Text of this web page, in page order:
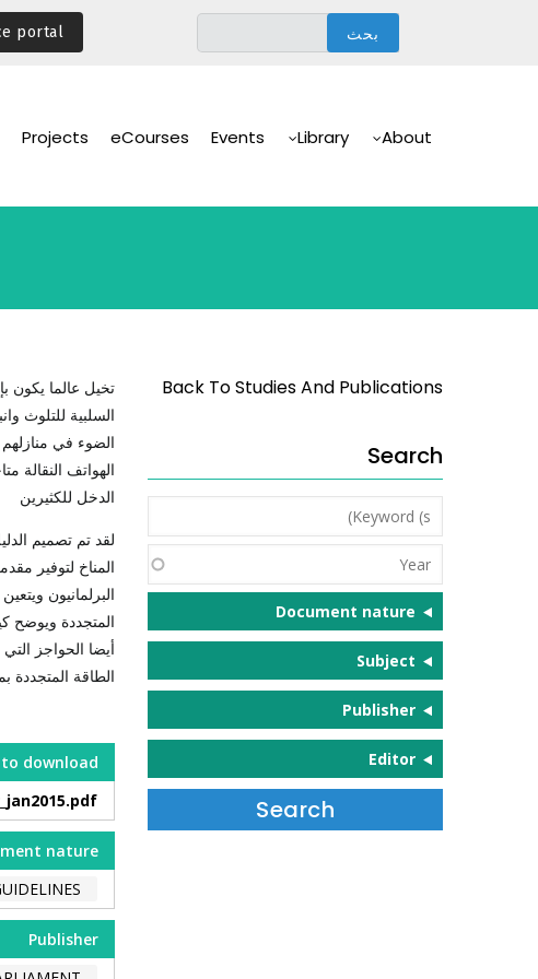
portal
Navigation
About
Library
Events
eCourses
Projects
تخيل عالما يكون
السلبية للتلوث
الضوء في
الهواتف النقالة
الدخل للكثيرين
لقد تم تصميم
المناخ لتوفير
البرلمانيون
المتجددة ويوضح
أيضا الحواجز
الطاقة المتجددة
download
nature
Publisher
Back To Studies And Publications
Search
Keyword
(s)
Year
Document nature
Subject
Publisher
Editor